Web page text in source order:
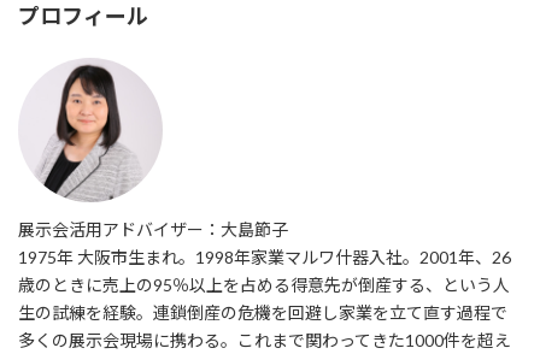
プロフィール
展示会活用アドバイザー：大島節子
1975年 大阪市生まれ。1998年家業マルワ什器入社。2001年、26
歳のときに売上の95％以上を占める得意先が倒産する、という人
生の試練を経験。連鎖倒産の危機を回避し家業を立て直す過程で
多くの展示会現場に携わる。これまで関わってきた1000件を超え